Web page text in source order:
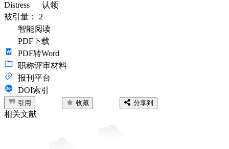
Distress
认领
被引量： 2
智能阅读
PDF下载
PDF转Word
职称评审材料
报刊平台
DOI索引
引用 收藏 分享到
相关文献